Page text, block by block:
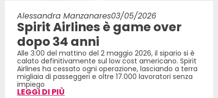
Alessandra Manzanares03/05/2026
Spirit Airlines è game over
dopo 34 anni
Alle 3:00 del mattino del 2 maggio 2026, il sipario si è
calato definitivamente sul low cost americano. Spirit
Airlines ha cessato ogni operazione, lasciando a terra
migliaia di passeggeri e oltre 17.000 lavoratori senza
impiego
LEGGI DI PIÙ